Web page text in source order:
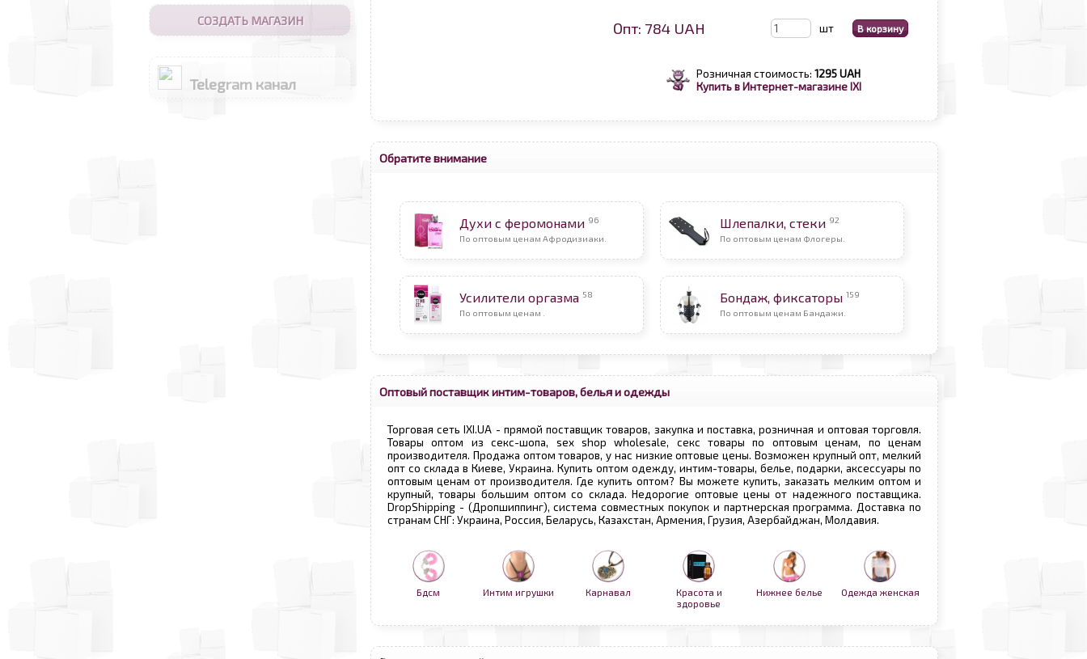
СОЗДАТЬ МАГАЗИН
Telegram канал
Опт: 784 UAH шт
Розничная стоимость: 1295 UAH
Купить в Интернет-магазине IXI
Обратите внимание
Духи с феромонами 96
По оптовым ценам Афродизиаки.
Шлепалки, стеки 92
По оптовым ценам Флогеры.
Усилители оргазма 58
По оптовым ценам .
Бондаж, фиксаторы 159
По оптовым ценам Бандажи.
Оптовый поставщик интим-товаров, белья и одежды
Торговая сеть IXI.UA - прямой поставщик товаров, закупка и поставка, розничная и оптовая торговля.
Товары оптом из секс-шопа, sex shop wholesale, секс товары по оптовым ценам, по ценам
производителя. Продажа оптом товаров, у нас низкие оптовые цены. Возможен крупный опт, мелкий
опт со склада в Киеве, Украина. Купить оптом одежду, интим-товары, белье, подарки, аксессуары по
оптовым ценам от производителя. Где купить оптом? Вы можете купить, заказать мелким оптом и
крупный, товары большим оптом со склада. Недорогие оптовые цены от надежного поставщика.
DropShipping - (Дропшиппинг), система совместных покупок и партнерская программа. Доставка по
странам СНГ: Украина, Россия, Беларусь, Казахстан, Армения, Грузия, Азербайджан, Молдавия.
Бдсм Интим игрушки Карнавал
Красота и
здоровье
Нижнее белье Одежда женская